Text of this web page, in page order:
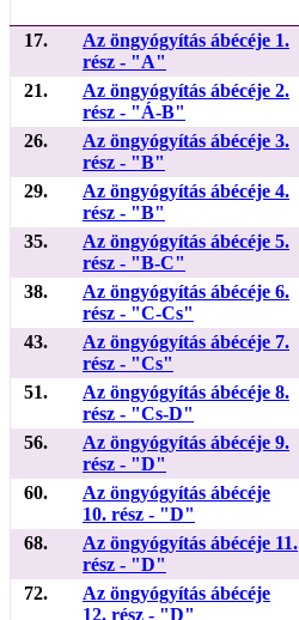
17.
Az öngyógyítás ábécéje 1.
rész - "A"
21.
Az öngyógyítás ábécéje 2.
rész - "Á-B"
26.
Az öngyógyítás ábécéje 3.
rész - "B"
29.
Az öngyógyítás ábécéje 4.
rész - "B"
35.
Az öngyógyítás ábécéje 5.
rész - "B-C"
38.
Az öngyógyítás ábécéje 6.
rész - "C-Cs"
43.
Az öngyógyítás ábécéje 7.
rész - "Cs"
51.
Az öngyógyítás ábécéje 8.
rész - "Cs-D"
56.
Az öngyógyítás ábécéje 9.
rész - "D"
60.
Az öngyógyítás ábécéje
10. rész - "D"
68.
Az öngyógyítás ábécéje 11.
rész - "D"
72.
Az öngyógyítás ábécéje
12. rész - "D"